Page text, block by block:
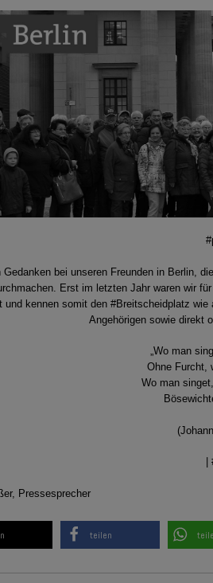
Gedanken bei unseren Freunden in Berlin,
Erst im letzten Jahr waren wir
und kennen somit den #Breitscheidplatz
Angehörigen sowie direkt
„Wo man
Ohne Furcht,
Wo man
Pressesprecher
teilen